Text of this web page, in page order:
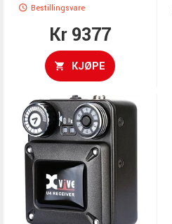
Bestillingsvare
Kr 9377
KJØPE